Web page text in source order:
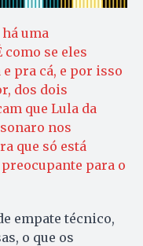
uma
se eles
pra cá, e por isso
dos dois
que Lula da
nos
que só está
para o
empate técnico,
o que os